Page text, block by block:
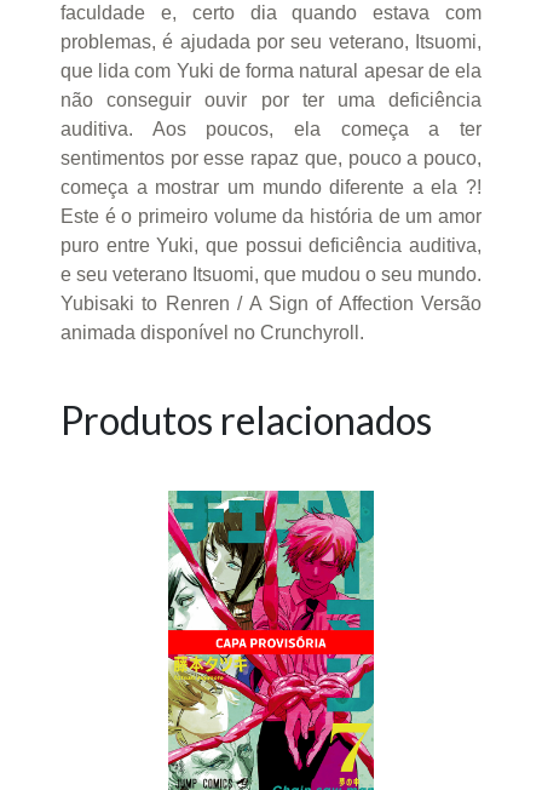
faculdade e, certo dia quando estava com
problemas, é ajudada por seu veterano, Itsuomi,
que lida com Yuki de forma natural apesar de ela
não conseguir ouvir por ter uma deficiência
auditiva. Aos poucos, ela começa a ter
sentimentos por esse rapaz que, pouco a pouco,
começa a mostrar um mundo diferente a ela ?!
Este é o primeiro volume da história de um amor
puro entre Yuki, que possui deficiência auditiva,
e seu veterano Itsuomi, que mudou o seu mundo.
Yubisaki to Renren / A Sign of Affection Versão
animada disponível no Crunchyroll.
Produtos relacionados